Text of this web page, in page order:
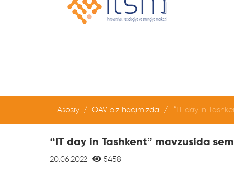
Asosiy OAV biz haqimizda “IT day in
“IT day in Tashkent” mavzusida
20.06.2022 5458